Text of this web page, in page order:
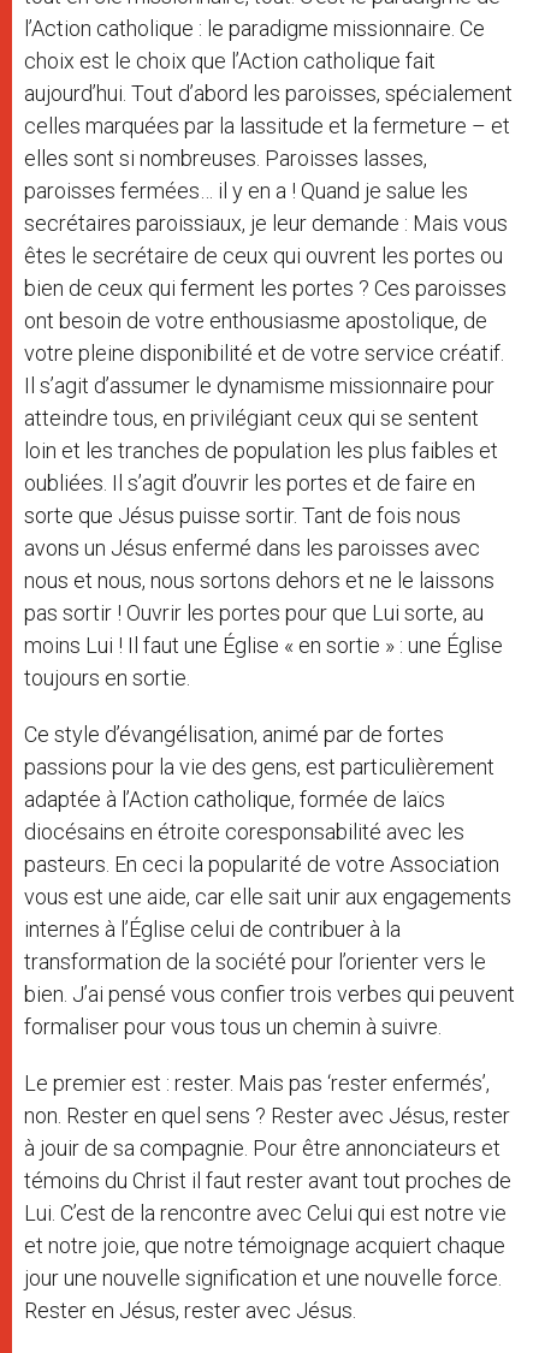
l’Action catholique : le paradigme missionnaire. Ce
choix est le choix que l’Action catholique fait
aujourd’hui. Tout d’abord les paroisses, spécialement
celles marquées par la lassitude et la fermeture – et
elles sont si nombreuses. Paroisses lasses,
paroisses fermées… il y en a ! Quand je salue les
secrétaires paroissiaux, je leur demande : Mais vous
êtes le secrétaire de ceux qui ouvrent les portes ou
bien de ceux qui ferment les portes ? Ces paroisses
ont besoin de votre enthousiasme apostolique, de
votre pleine disponibilité et de votre service créatif.
Il s’agit d’assumer le dynamisme missionnaire pour
atteindre tous, en privilégiant ceux qui se sentent
loin et les tranches de population les plus faibles et
oubliées. Il s’agit d’ouvrir les portes et de faire en
sorte que Jésus puisse sortir. Tant de fois nous
avons un Jésus enfermé dans les paroisses avec
nous et nous, nous sortons dehors et ne le laissons
pas sortir ! Ouvrir les portes pour que Lui sorte, au
moins Lui ! Il faut une Église « en sortie » : une Église
toujours en sortie.
Ce style d’évangélisation, animé par de fortes
passions pour la vie des gens, est particulièrement
adaptée à l’Action catholique, formée de laïcs
diocésains en étroite coresponsabilité avec les
pasteurs. En ceci la popularité de votre Association
vous est une aide, car elle sait unir aux engagements
internes à l’Église celui de contribuer à la
transformation de la société pour l’orienter vers le
bien. J’ai pensé vous confier trois verbes qui peuvent
formaliser pour vous tous un chemin à suivre.
Le premier est : rester. Mais pas ‘rester enfermés’,
non. Rester en quel sens ? Rester avec Jésus, rester
à jouir de sa compagnie. Pour être annonciateurs et
témoins du Christ il faut rester avant tout proches de
Lui. C’est de la rencontre avec Celui qui est notre vie
et notre joie, que notre témoignage acquiert chaque
jour une nouvelle signification et une nouvelle force.
Rester en Jésus, rester avec Jésus.